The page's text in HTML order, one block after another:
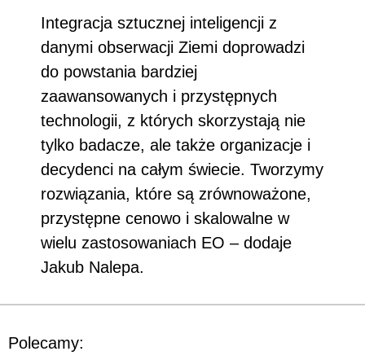
Integracja sztucznej inteligencji z
danymi obserwacji Ziemi doprowadzi
do powstania bardziej
zaawansowanych i przystępnych
technologii, z których skorzystają nie
tylko badacze, ale także organizacje i
decydenci na całym świecie. Tworzymy
rozwiązania, które są zrównoważone,
przystępne cenowo i skalowalne w
wielu zastosowaniach EO – dodaje
Jakub Nalepa.
Polecamy: